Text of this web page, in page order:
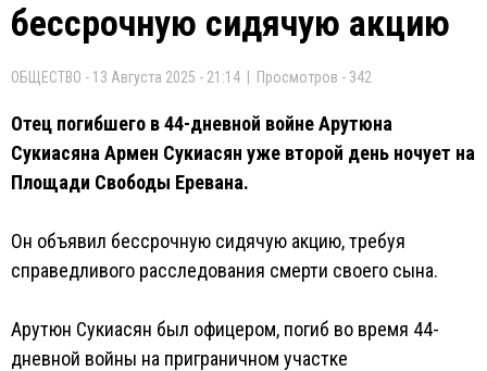
бессрочную сидячую акцию
ОБЩЕСТВО - 13 Августа 2025 - 21:14 | Просмотров - 342
Отец погибшего в 44-дневной войне Арутюна
Сукиасяна Армен Сукиасян уже второй день ночует на
Площади Свободы Еревана.
Он объявил бессрочную сидячую акцию, требуя
справедливого расследования смерти своего сына.
Арутюн Сукиасян был офицером, погиб во время 44-
дневной войны на приграничном участке